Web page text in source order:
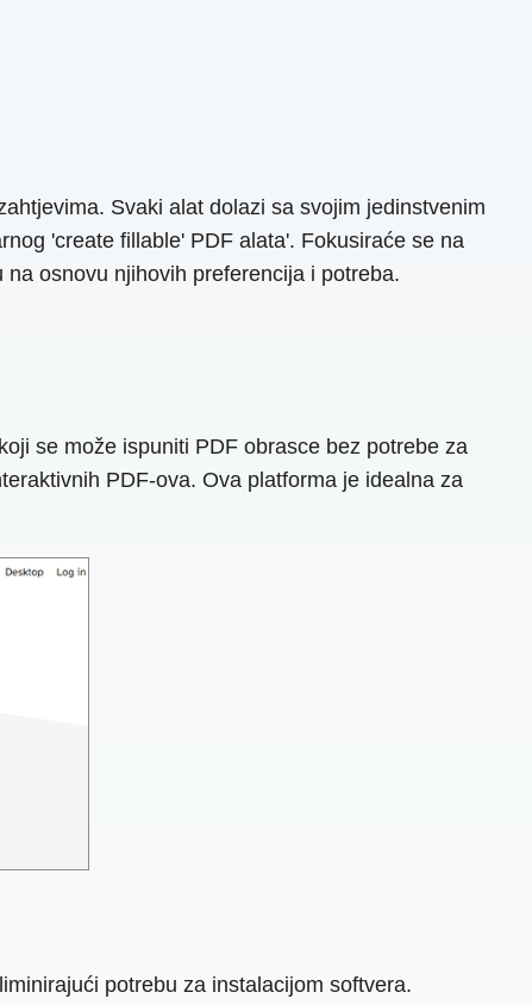
Svaki alat dolazi sa svojim jedinstvenim
'create fillable' PDF alata'. Fokusiraće se na
osnovu njihovih preferencija i potreba.
se može ispuniti PDF obrasce bez potrebe za
PDF-ova. Ova platforma je idealna za
potrebu za instalacijom softvera.